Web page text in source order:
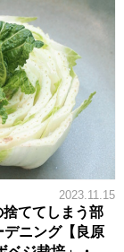
2023.11.15
ててしまう部
ニング【良原